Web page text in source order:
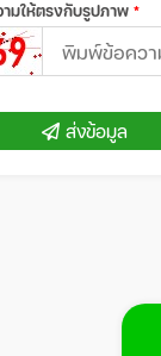
มให้ตรงกับรูปภาพ *
ส่งข้อมูล